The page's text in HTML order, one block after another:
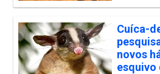
Cuíca-
novos
esquivo